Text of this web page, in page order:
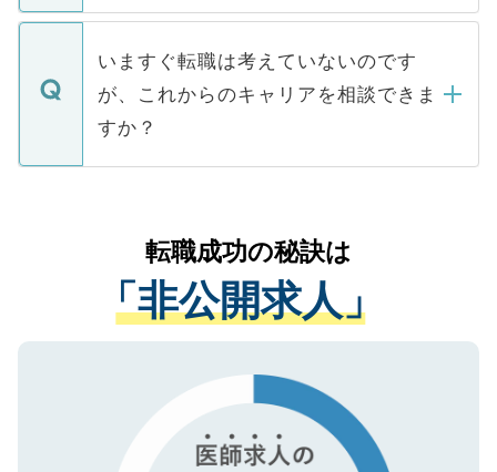
関を公にしてしまうと、応募が殺到する場
に、医療機関が求める条件に合った人材の
みを人材紹介会社に依頼するケースが増え
ています。
定を承諾する必要はありません。内定先へ
の辞退の連絡はキャリアパートナーが行い
ますので、ご安心ください。
個人情報が漏えいすることはありませんの
で、ご安心ください。当サイトからの登録
などで収集したご登録者様の個人情報は、
ご本人のキャリアアップおよび転職活動の
支援を目的に使用いたします。お預かりし
ているすべての個人データはご本人の許可
は、個人情報の取り扱いについての厳密な
管理基準を満たした事業者のみに付与され
る、プライバシーマークを取得済みです。
ご登録いただいた個人情報は、SSL（デー
で、機密保持に関してもご安心ください。
いますぐ転職は考えていないのです
が、これからのキャリアを相談できま
すか？
かがいして、現在の医療機関の状況や紹介
経験をまじえながら、適切なアドバイスを
させていただきます。すぐにご転職をされ
ない方には、長期的なサポートが可能です
ので、まずはご登録ください。
転職成功の秘訣は
「非公開求人」